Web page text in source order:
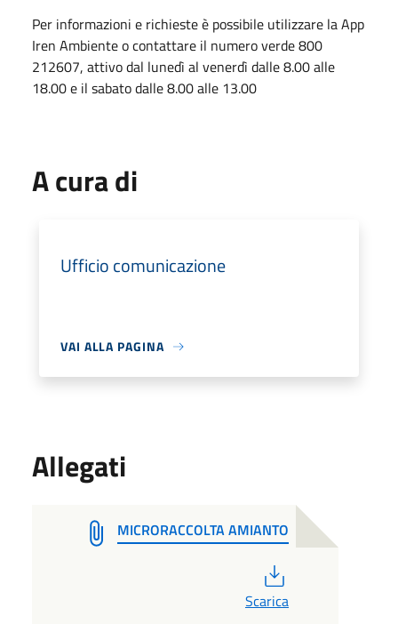
Per informazioni e richieste è possibile utilizzare la App
Iren Ambiente o contattare il numero verde 800
212607, attivo dal lunedì al venerdì dalle 8.00 alle
18.00 e il sabato dalle 8.00 alle 13.00
A cura di
Ufficio comunicazione
VAI ALLA PAGINA
Allegati
MICRORACCOLTA AMIANTO
Scarica